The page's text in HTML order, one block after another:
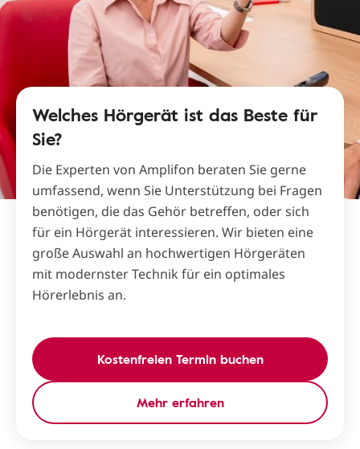
Welches Hörgerät ist das Beste für
Sie?
Die Experten von Amplifon beraten Sie gerne
umfassend, wenn Sie Unterstützung bei Fragen
benötigen, die das Gehör betreffen, oder sich
für ein Hörgerät interessieren. Wir bieten eine
große Auswahl an hochwertigen Hörgeräten
mit modernster Technik für ein optimales
Hörerlebnis an.
Kostenfreien Termin buchen
Mehr erfahren